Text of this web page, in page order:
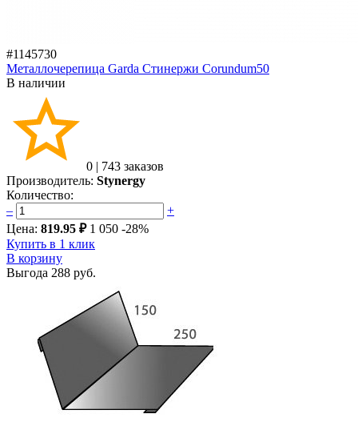
#1145730
Металлочерепица Garda Стинержи Corundum50
В наличии
0 | 743 заказов
Производитель: Stynergy
Количество:
–
+
Цена: 819.95 ₽ 1 050 -28%
Купить в 1 клик
В корзину
Выгода 288 руб.